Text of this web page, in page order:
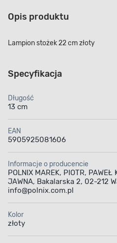
Opis produktu
Lampion stożek 22 cm złoty
Specyfikacja
Długość
13 cm
EAN
5905925081606
Informacje o producencie
POLNIX MAREK, PIOTR, PAWEŁ
JAWNA, Bakalarska 2, 02-212
info@polnix.com.pl
Kolor
złoty